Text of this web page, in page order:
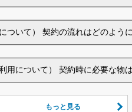
ついて） 契約の流れはどのよう
用について） 契約時に必要な物
もっと見る